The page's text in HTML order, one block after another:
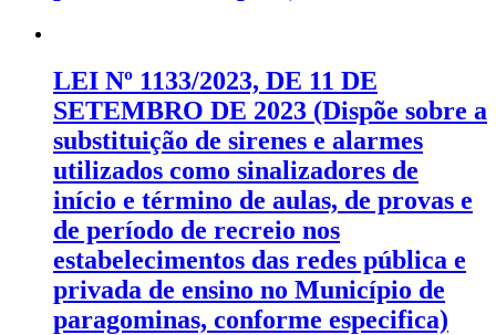
LEI Nº 1133/2023, DE 11 DE
SETEMBRO DE 2023 (Dispõe sobre a
substituição de sirenes e alarmes
utilizados como sinalizadores de
início e término de aulas, de provas e
de período de recreio nos
estabelecimentos das redes pública e
privada de ensino no Município de
paragominas, conforme especifica)